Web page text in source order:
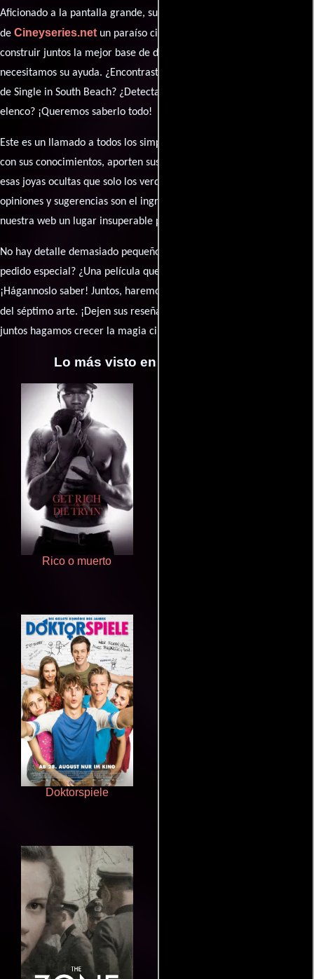
Aficionado a la pantalla grande, su participación es clave para hacer
de Cineyseries.netun paraíso cinéfilo completo. Queremos
construir juntos la mejor base de datos cinematográfica, pero
necesitamos su ayuda. ¿Encontraste algún dato faltante en la ficha
de Single in South Beach? ¿Detectaste algún error en la sinopsis o el
elenco? ¡Queremos saberlo todo!
Este es un llamado a todos los simpatizantes del cine: contribuyan
con sus conocimientos, aporten sus descubrimientos y compartan
esas joyas ocultas que solo los verdaderos fanáticos conocen. Sus
opiniones y sugerencias son el ingrediente secreto que hará de
nuestra web un lugar insuperable para los amantes del celuloide.
No hay detalle demasiado pequeño ni opinión insignificante. ¿Algún
pedido especial? ¿Una película que sueñas con ver reseñada?
¡Hágannoslo saber! Juntos, haremos de esta comunidad el epicentro
del séptimo arte. ¡Dejen sus reseña en la
juntos hagamos crecer la magia cinematográfica!
Lo más visto en Cineyseries.net
Rico o muerto
Doktorspiele